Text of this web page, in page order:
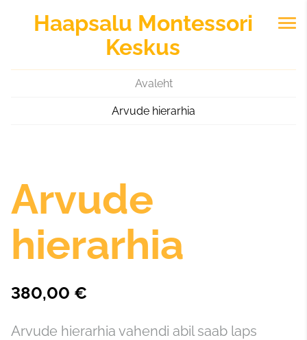
Haapsalu Montessori
Keskus
Avaleht
Arvude hierarhia
Arvude
hierarhia
380,00 €
Arvude hierarhia vahendi abil saab laps